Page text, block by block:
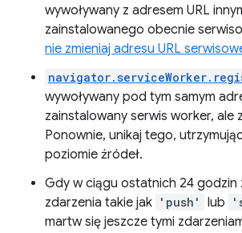
wywoływany z adresem URL
zainstalowanego obecnie
nie zmieniaj adresu URL
wywoływany pod tym samym
zainstalowany serwis worker, ale
Ponownie, unikaj tego,
poziomie źródeł.
Gdy w ciągu ostatnich 24 godzin
zdarzenia takie jak 'push' lub
martw się jeszcze tymi